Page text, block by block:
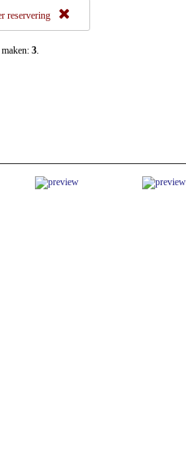
reservering
3.